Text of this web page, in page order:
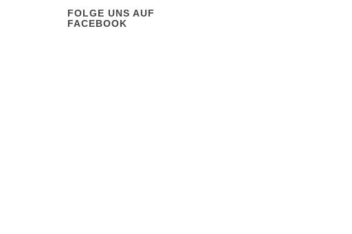
FOLGE UNS AUF
FACEBOOK